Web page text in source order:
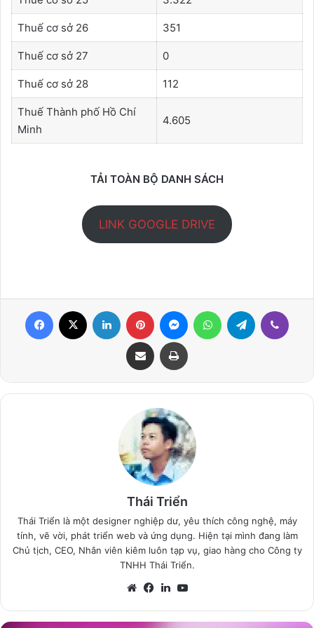
Thuế cơ sở 26 351
Thuế cơ sở 27 0
Thuế cơ sở 28 112
Thuế Thành phố Hồ Chí
Minh
4.605
TẢI TOÀN BỘ DANH SÁCH
LINK GOOGLE DRIVE
Facebook LinkedIn Pinterest MessengerWhatsAppTelegram
Share via Email Print
Thái Triển
Thái Triển là một designer nghiệp dư, yêu thích công nghệ, máy
tính, vẽ vời, phát triển web và ứng dụng. Hiện tại mình đang làm
Chủ tịch, CEO, Nhân viên kiêm luôn tạp vụ, giao hàng cho Công ty
TNHH Thái Triển.
WebsiteFacebook
LinkedIn